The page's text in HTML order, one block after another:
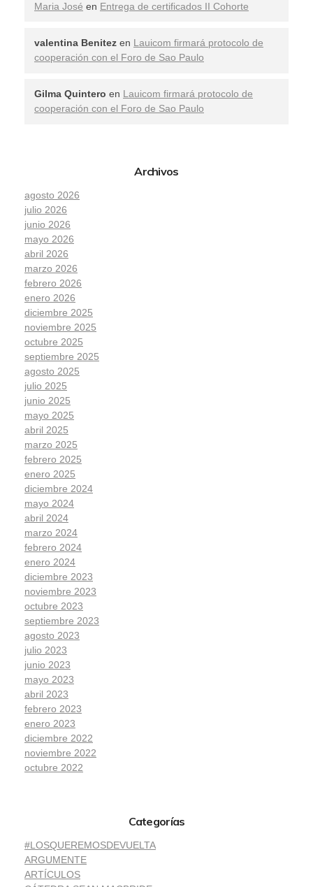
Maria José en Entrega de certificados II Cohorte
valentina Benitez en Lauicom firmará protocolo de
cooperación con el Foro de Sao Paulo
Gilma Quintero en Lauicom firmará protocolo de
cooperación con el Foro de Sao Paulo
Archivos
agosto 2026
julio 2026
junio 2026
mayo 2026
abril 2026
marzo 2026
febrero 2026
enero 2026
diciembre 2025
noviembre 2025
octubre 2025
septiembre 2025
agosto 2025
julio 2025
junio 2025
mayo 2025
abril 2025
marzo 2025
febrero 2025
enero 2025
diciembre 2024
mayo 2024
abril 2024
marzo 2024
febrero 2024
enero 2024
diciembre 2023
noviembre 2023
octubre 2023
septiembre 2023
agosto 2023
julio 2023
junio 2023
mayo 2023
abril 2023
febrero 2023
enero 2023
diciembre 2022
noviembre 2022
octubre 2022
Categorías
#LOSQUEREMOSDEVUELTA
ARGUMENTE
ARTÍCULOS